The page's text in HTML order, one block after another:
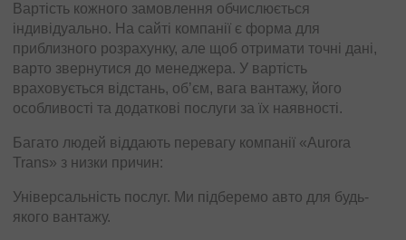
Вартість кожного замовлення обчислюється
індивідуально. На сайті компанії є форма для
приблизного розрахунку, але щоб отримати точні дані,
варто звернутися до менеджера. У вартість
враховується відстань, об’єм, вага вантажу, його
особливості та додаткові послуги за їх наявності.
Багато людей віддають перевагу компанії «Aurora
Trans» з низки причин:
Універсальність послуг. Ми підберемо авто для будь-
якого вантажу.